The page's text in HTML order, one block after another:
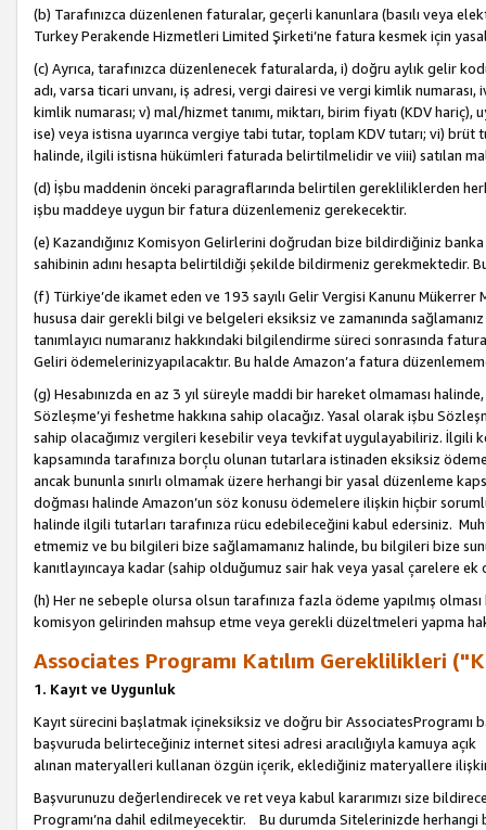
(b) Tarafınızca düzenlenen faturalar, geçerli kanunlara (basılı veya
Turkey Perakende Hizmetleri Limited Şirketi’ne fatura kesmek için
(c) Ayrıca, tarafınızca düzenlenecek faturalarda, i) doğru aylık gelir
adı, varsa ticari unvanı, iş adresi, vergi dairesi ve vergi kimlik
kimlik numarası; v) mal/hizmet tanımı, miktarı, birim fiyatı (KDV
ise) veya istisna uyarınca vergiye tabi tutar, toplam KDV tutarı; vi) brüt
halinde, ilgili istisna hükümleri faturada belirtilmelidir ve viii) satılan
(d) İşbu maddenin önceki paragraflarında belirtilen gerekliliklerden
işbu maddeye uygun bir fatura düzenlemeniz gerekecektir.
(e) Kazandığınız Komisyon Gelirlerini doğrudan bize bildirdiğiniz banka
sahibinin adını hesapta belirtildiği şekilde bildirmeniz gerekmektedir.
(f) Türkiye’de ikamet eden ve 193 sayılı Gelir Vergisi Kanunu
hususa dair gerekli bilgi ve belgeleri eksiksiz ve zamanında
tanımlayıcı numaranız hakkındaki bilgilendirme süreci sonrasında
Geliri ödemelerinizyapılacaktır. Bu halde Amazon’a fatura
(g) Hesabınızda en az 3 yıl süreyle maddi bir hareket olmaması
Sözleşme’yi feshetme hakkına sahip olacağız. Yasal olarak işbu
sahip olacağımız vergileri kesebilir veya tevkifat uygulayabiliriz. İlgili
kapsamında tarafınıza borçlu olunan tutarlara istinaden eksiksiz
ancak bununla sınırlı olmamak üzere herhangi bir yasal düzenleme
doğması halinde Amazon’un söz konusu ödemelere ilişkin hiçbir
halinde ilgili tutarları tarafınıza rücu edebileceğini kabul edersiniz.
etmemiz ve bu bilgileri bize sağlamamanız halinde, bu bilgileri bize
kanıtlayıncaya kadar (sahip olduğumuz sair hak veya yasal çarelere
(h) Her ne sebeple olursa olsun tarafınıza fazla ödeme yapılmış
komisyon gelirinden mahsup etme veya gerekli düzeltmeleri yapma
Associates Programı Katılım Gereklilikleri
1. Kayıt ve Uygunluk
Kayıt sürecini başlatmak içineksiksiz ve doğru bir AssociatesProgramı
başvuruda belirteceğiniz internet sitesi adresi aracılığıyla kamuya
alınan materyalleri kullanan özgün içerik, eklediğiniz materyallere
Başvurunuzu değerlendirecek ve ret veya kabul kararımızı size
Programı’na dahil edilmeyecektir. Bu durumda Sitelerinizde herhangi